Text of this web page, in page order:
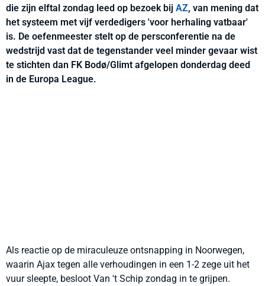
die zijn elftal zondag leed op bezoek bij AZ, van mening dat
het systeem met vijf verdedigers 'voor herhaling vatbaar'
is. De oefenmeester stelt op de persconferentie na de
wedstrijd vast dat de tegenstander veel minder gevaar wist
te stichten dan FK Bodø/Glimt afgelopen donderdag deed
in de Europa League.
Als reactie op de miraculeuze ontsnapping in Noorwegen,
waarin Ajax tegen alle verhoudingen in een 1-2 zege uit het
vuur sleepte, besloot Van 't Schip zondag in te grijpen.